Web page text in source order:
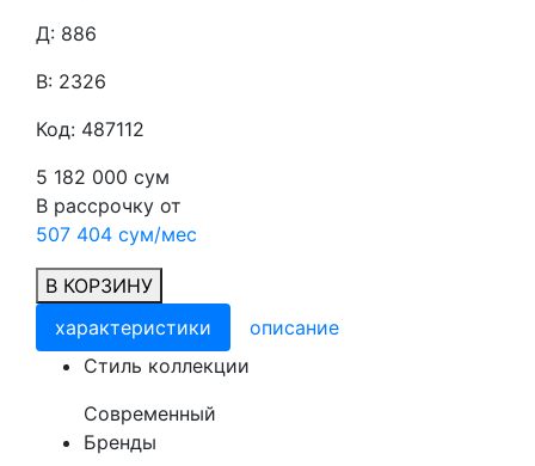
Д: 886
В: 2326
Код: 487112
5 182 000 сум
В рассрочку от
507 404 сум/мес
В КОРЗИНУ
характеристики
описание
Cтиль коллекции
Современный
Бренды